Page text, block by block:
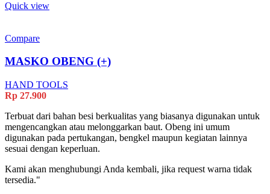
Quick view
Compare
MASKO OBENG (+)
HAND TOOLS
Rp 27.900
Terbuat dari bahan besi berkualitas yang biasanya digunakan untuk
mengencangkan atau melonggarkan baut. Obeng ini umum
digunakan pada pertukangan, bengkel maupun kegiatan lainnya
sesuai dengan keperluan.
Kami akan menghubungi Anda kembali, jika request warna tidak
tersedia."